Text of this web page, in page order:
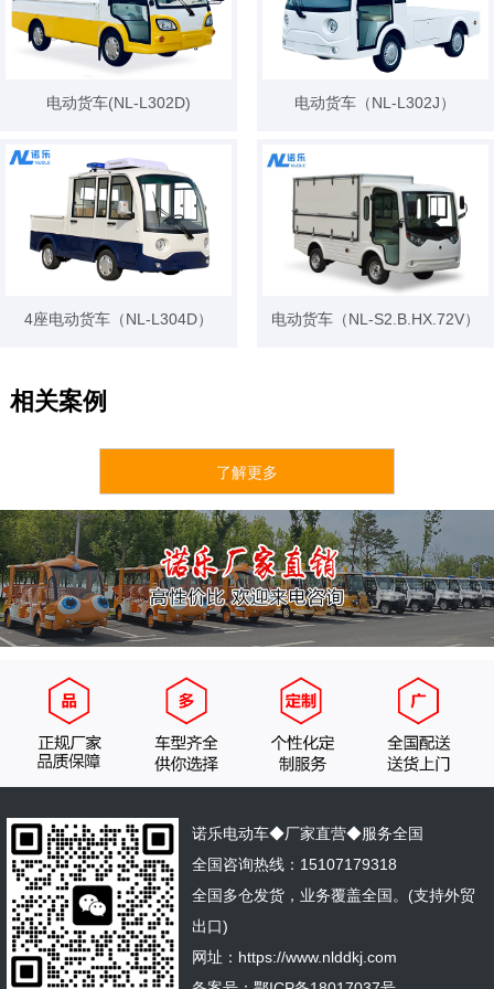
电动货车(NL-L302D) 电动货车（NL-L302J）
4座电动货车（NL-L304D） 电动货车（NL-S2.B.HX.72V）
相关案例
了解更多
诺乐电动车◆厂家直营◆服务全国
全国咨询热线：15107179318
全国多仓发货，业务覆盖全国。(支持外贸
出口)
网址：https://www.nlddkj.com